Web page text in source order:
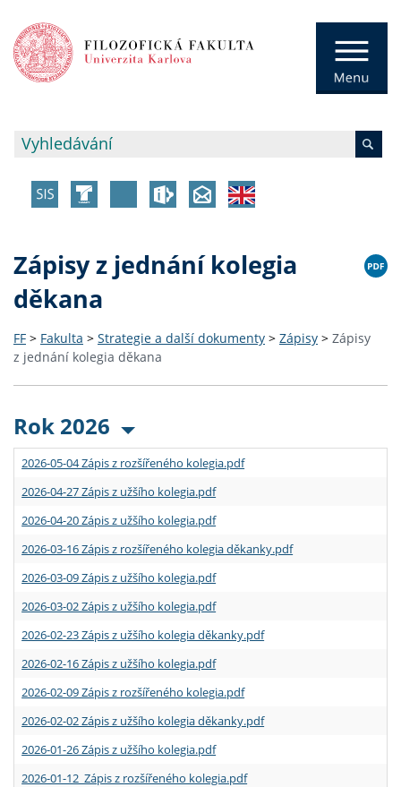
Zápisy z jednání kolegia
děkana
FF > Fakulta > Strategie a další dokumenty > Zápisy > Zápisy
z jednání kolegia děkana
Rok 2026
2026-05-04 Zápis z rozšířeného kolegia.pdf
2026-04-27 Zápis z užšího kolegia.pdf
2026-04-20 Zápis z užšího kolegia.pdf
2026-03-16 Zápis z rozšířeného kolegia děkanky.pdf
2026-03-09 Zápis z užšího kolegia.pdf
2026-03-02 Zápis z užšího kolegia.pdf
2026-02-23 Zápis z užšího kolegia děkanky.pdf
2026-02-16 Zápis z užšího kolegia.pdf
2026-02-09 Zápis z rozšířeného kolegia.pdf
2026-02-02 Zápis z užšího kolegia děkanky.pdf
2026-01-26 Zápis z užšího kolegia.pdf
2026-01-12 Zápis z rozšířeného kolegia.pdf